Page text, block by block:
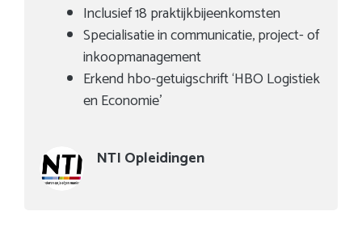
Inclusief 18 praktijkbijeenkomsten
Specialisatie in communicatie, project- of
inkoopmanagement
Erkend hbo-getuigschrift ‘HBO Logistiek
en Economie’
NTI Opleidingen